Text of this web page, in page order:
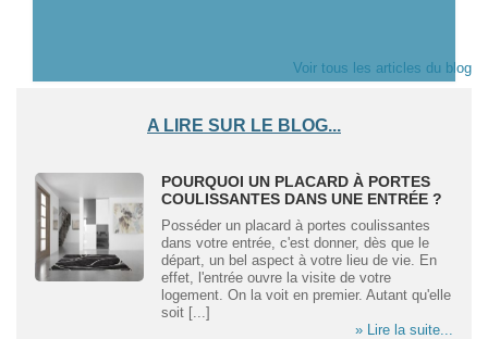
Voir tous les articles du blog
A LIRE SUR LE BLOG...
POURQUOI UN PLACARD À PORTES
COULISSANTES DANS UNE ENTRÉE ?
Posséder un placard à portes coulissantes
dans votre entrée, c'est donner, dès que le
départ, un bel aspect à votre lieu de vie. En
effet, l'entrée ouvre la visite de votre
logement. On la voit en premier. Autant qu'elle
soit [...]
» Lire la suite...